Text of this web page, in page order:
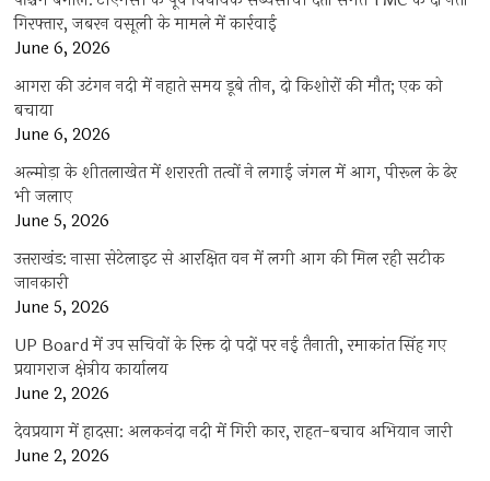
गिरफ्तार, जबरन वसूली के मामले में कार्रवाई
June 6, 2026
आगरा की उटंगन नदी में नहाते समय डूबे तीन, दो किशोरों की मौत; एक को
बचाया
June 6, 2026
अल्मोड़ा के शीतलाखेत में शरारती तत्वों ने लगाई जंगल में आग, पीरूल के ढेर
भी जलाए
June 5, 2026
उत्तराखंड: नासा सेटेलाइट से आरक्षित वन में लगी आग की मिल रही सटीक
जानकारी
June 5, 2026
UP Board में उप सचिवों के रिक्त दो पदों पर नई तैनाती, रमाकांत सिंह गए
प्रयागराज क्षेत्रीय कार्यालय
June 2, 2026
देवप्रयाग में हादसा: अलकनंदा नदी में गिरी कार, राहत-बचाव अभियान जारी
June 2, 2026